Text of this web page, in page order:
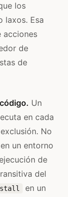
los
laxos. Esa
acciones
de
de
Un
en cada
No
en un entorno
de
del
en un